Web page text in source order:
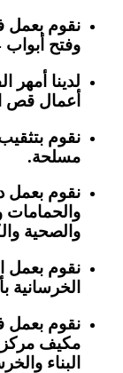
نقوم
وفتح أبواب 24 ساعة.
لدينا أمهر
أعمال قص
نقوم
مسلحة.
نقوم بعمل
والحمامات
والصحية
نقوم بعمل
الخرسانية
نقوم بعمل
مكيف
البناء